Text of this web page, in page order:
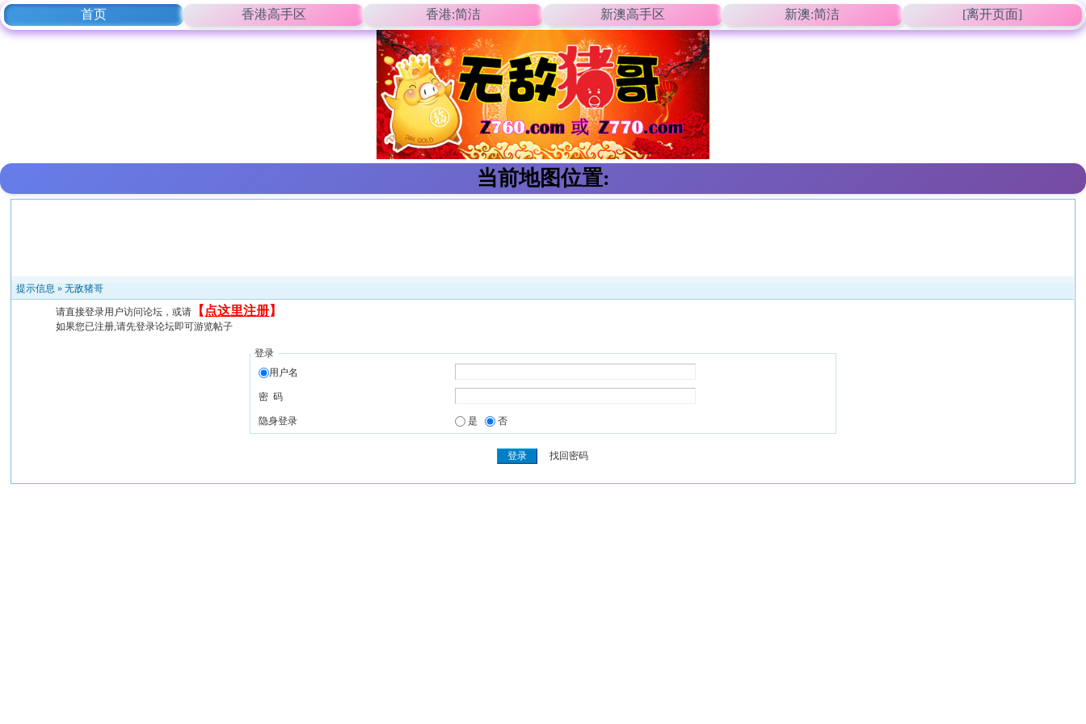
首页 香港高手区 香港:简洁 新澳高手区 新澳:简洁 [离开页面]
当前地图位置:
提示信息 »无敌猪哥
请直接登录用户访问论坛，或请 【 点这里注册】
如果您已注册,请先登录论坛即可游览帖子
登录
用户名
密 码
隐身登录 是 否
找回密码